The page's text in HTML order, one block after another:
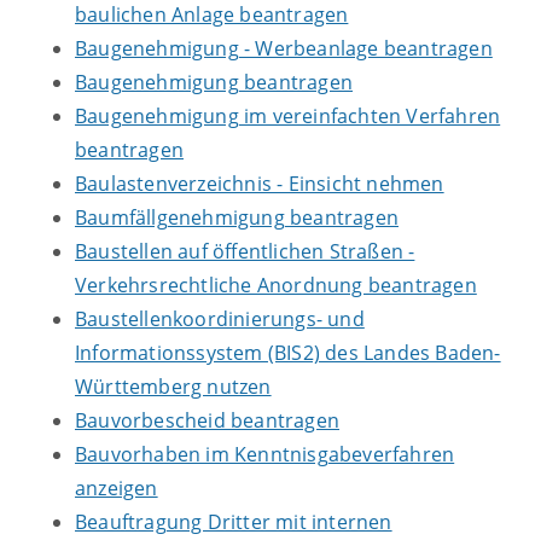
baulichen Anlage beantragen
Baugenehmigung - Werbeanlage beantragen
Baugenehmigung beantragen
Baugenehmigung im vereinfachten Verfahren
beantragen
Baulastenverzeichnis - Einsicht nehmen
Baumfällgenehmigung beantragen
Baustellen auf öffentlichen Straßen -
Verkehrsrechtliche Anordnung beantragen
Baustellenkoordinierungs- und
Informationssystem (BIS2) des Landes Baden-
Württemberg nutzen
Bauvorbescheid beantragen
Bauvorhaben im Kenntnisgabeverfahren
anzeigen
Beauftragung Dritter mit internen